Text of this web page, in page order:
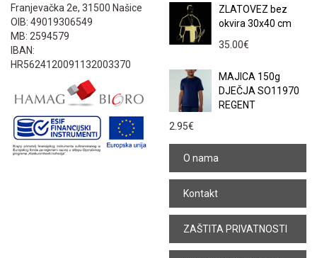
Franjevačka 2e, 31500 Našice
OIB: 49019306549
MB: 2594579
IBAN:
HR5624120091132003370
ZLATOVEZ bez
okvira 30x40 cm
35.00€
MAJICA 150g
DJEČJA SO11970
REGENT
2.95€
O nama
Kontakt
ZAŠTITA PRIVATNOSTI